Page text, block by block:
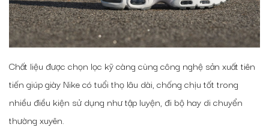
Chất liệu được chọn lọc kỹ càng cùng công nghệ sản xuất tiên
tiến giúp giày Nike có tuổi thọ lâu dài, chống chịu tốt trong
nhiều điều kiện sử dụng như tập luyện, đi bộ hay di chuyển
thường xuyên.